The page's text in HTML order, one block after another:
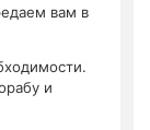
вам в
и